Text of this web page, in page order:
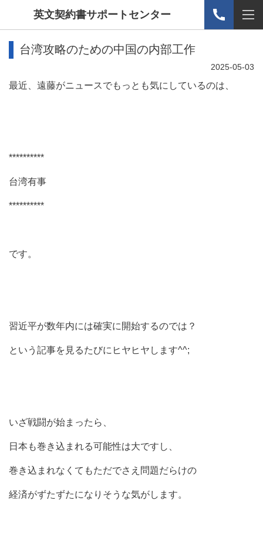
英文契約書サポートセンター
台湾攻略のための中国の内部工作
2025-05-03
最近、遠藤がニュースでもっとも気にしているのは、
**********
台湾有事
**********
です。
習近平が数年内には確実に開始するのでは？
という記事を見るたびにヒヤヒヤします^^;
いざ戦闘が始まったら、
日本も巻き込まれる可能性は大ですし、
巻き込まれなくてもただでさえ問題だらけの
経済がずたずたになりそうな気がします。